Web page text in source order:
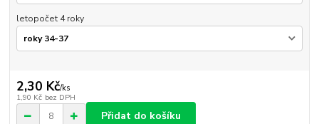
letopočet 4 roky
2,30 Kč/ks
1,90 Kč bez DPH
Přidat do košíku